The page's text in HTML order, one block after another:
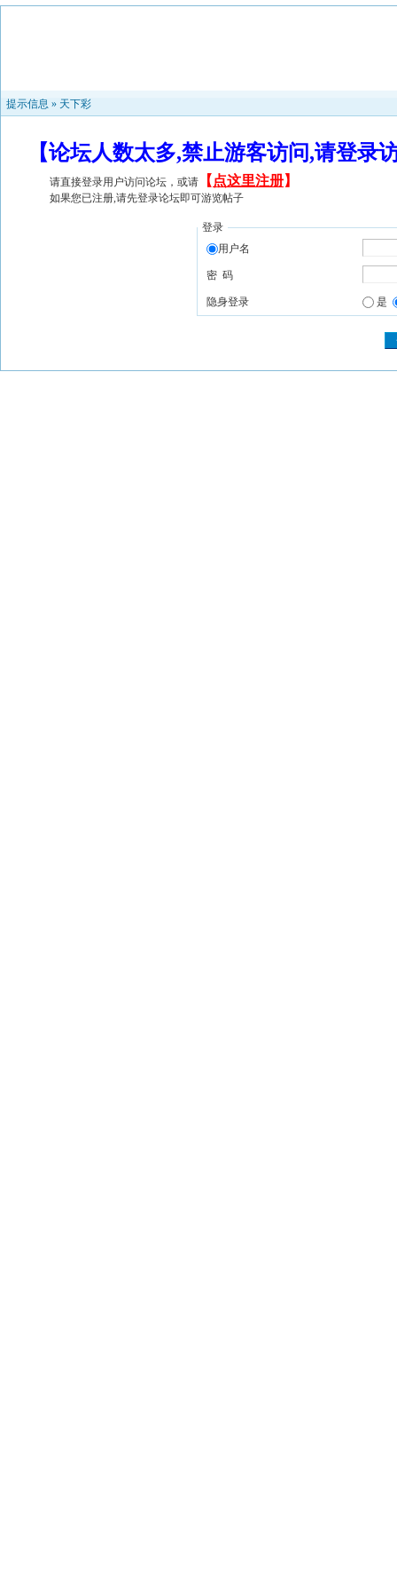
提示信息 » 天下彩
【论坛人数太多,禁止游客访问,请登
请直接登录用户访问论坛，或请 【 点这里注册】
如果您已注册,请先登录论坛即可游览帖子
登录
用户名
密 码
隐身登录 是